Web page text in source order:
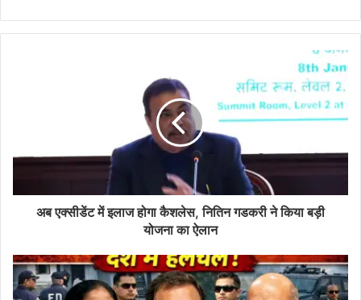
अब एक्सीडेंट में इलाज होगा कैशलेस, नितिन गडकरी ने किया बड़ी
योजना का ऐलान